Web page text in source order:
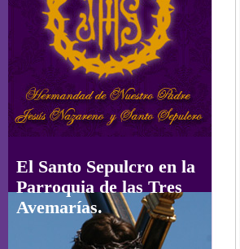
El Santo Sepulcro en la
Parroquia de las Tres
Avemarías.